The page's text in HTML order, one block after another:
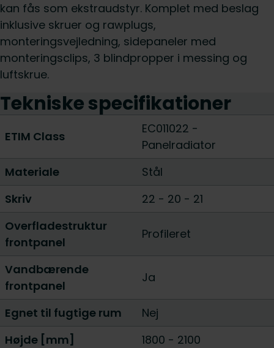
kan fås som ekstraudstyr. Komplet med beslag
inklusive skruer og rawplugs,
monteringsvejledning, sidepaneler med
monteringsclips, 3 blindpropper i messing og
luftskrue.
Tekniske specifikationer
ETIM Class
EC011022 -
Panelradiator
Materiale
Stål
Skriv
22 - 20 - 21
Overfladestruktur
frontpanel
Profileret
Vandbærende
frontpanel
Ja
Egnet til fugtige rum
Nej
Højde [mm]
1800 - 2100